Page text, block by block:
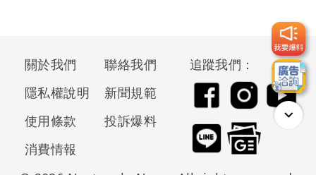
關於我們
聯絡我們
隱私權說明
新聞規範
使用條款
投訴爆料
消費情報
追蹤我們：